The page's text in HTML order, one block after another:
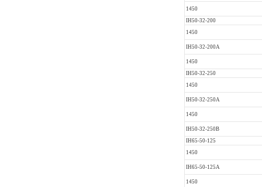
1450
IH50-32-200
1450
IH50-32-200A
1450
IH50-32-250
1450
IH50-32-250A
1450
IH50-32-250B
IH65-50-125
1450
IH65-50-125A
1450